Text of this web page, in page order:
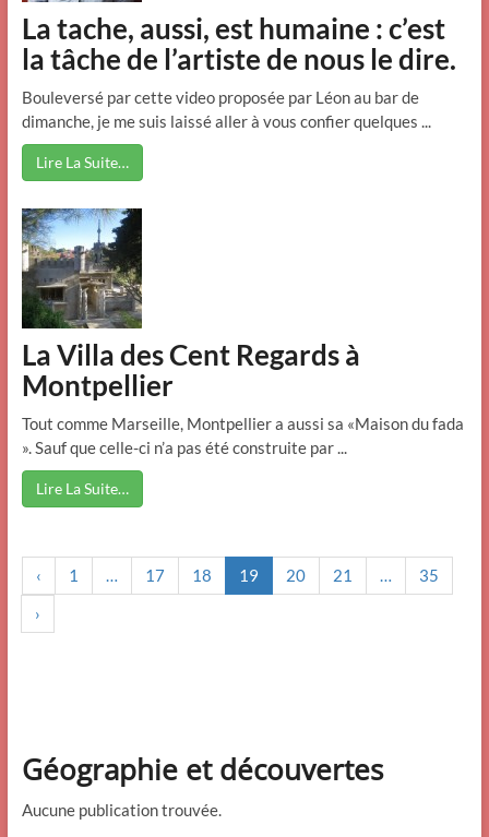
La tache, aussi, est humaine : c’est
la tâche de l’artiste de nous le dire.
Bouleversé par cette video proposée par Léon au bar de
dimanche, je me suis laissé aller à vous confier quelques ...
Lire La Suite…
La Villa des Cent Regards à
Montpellier
Tout comme Marseille, Montpellier a aussi sa «Maison du fada
». Sauf que celle-ci n’a pas été construite par ...
Lire La Suite…
‹ 1 … 17 18 19 20 21 …
35
›
Géographie et découvertes
Aucune publication trouvée.